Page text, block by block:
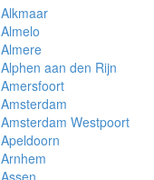
Alkmaar
Almelo
Almere
Alphen aan den Rijn
Amersfoort
Amsterdam
Amsterdam Westpoort
Apeldoorn
Arnhem
Assen